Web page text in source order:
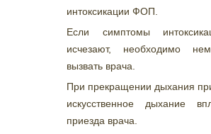
интоксикации ФОП.
Если симптомы
исчезают, необходимо
вызвать врача.
При прекращении дыхания
искусственное дыхание
приезда врача.